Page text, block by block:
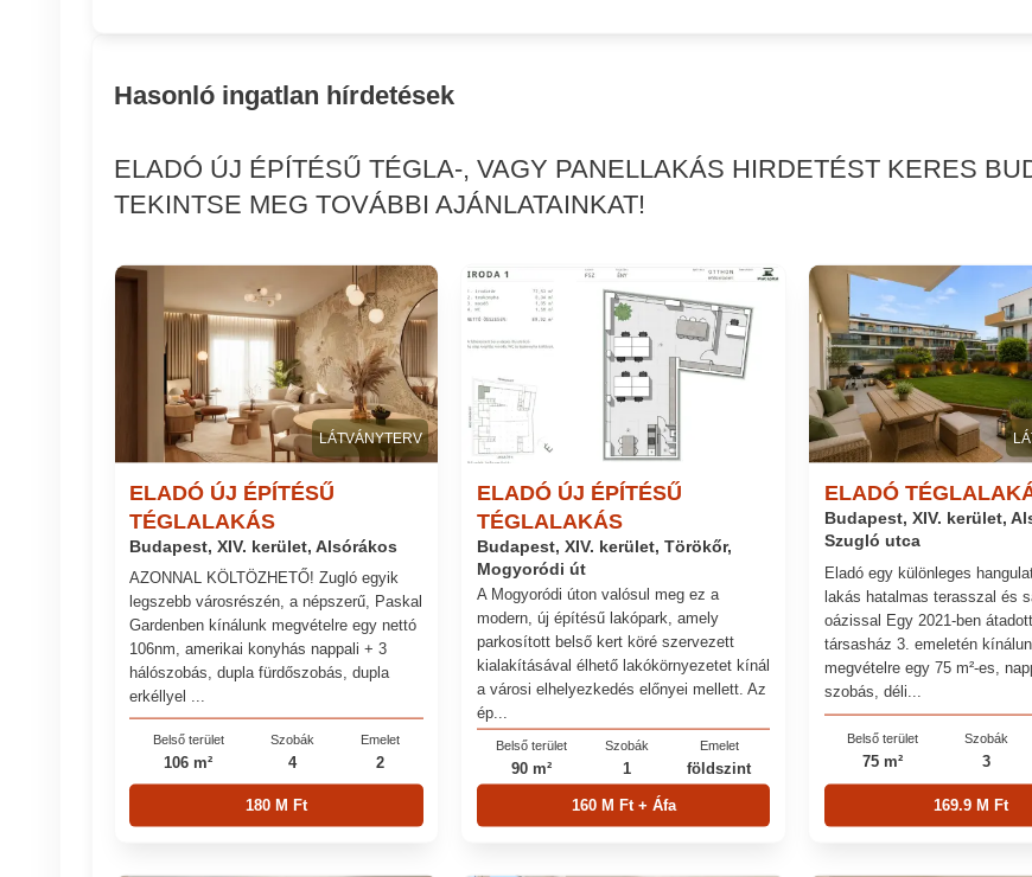
Hasonló ingatlan hírdetések
ELADÓ ÚJ ÉPÍTÉSŰ TÉGLA-, VAGY PANELLAKÁS HIRDETÉST KERES
TEKINTSE MEG TOVÁBBI AJÁNLATAINKAT!
LÁTVÁNYTERV
ELADÓ ÚJ ÉPÍTÉSŰ
TÉGLALAKÁS
Budapest, XIV. kerület, Alsórákos
AZONNAL KÖLTÖZHETŐ! Zugló egyik
legszebb városrészén, a népszerű, Paskal
Gardenben kínálunk megvételre egy nettó
106nm, amerikai konyhás nappali + 3
hálószobás, dupla fürdőszobás, dupla
erkéllyel ...
Belső terület
106 m²
Szobák
4
Emelet
2
180 M Ft
ELADÓ ÚJ ÉPÍTÉSŰ
TÉGLALAKÁS
Budapest, XIV. kerület, Törökőr,
Mogyoródi út
A Mogyoródi úton valósul meg ez a
modern, új építésű lakópark, amely
parkosított belső kert köré szervezett
kialakításával élhető lakókörnyezetet kínál
a városi elhelyezkedés előnyei mellett. Az
ép...
Belső terület
90 m²
Szobák
1
Emelet
földszint
160 M Ft + Áfa
ELADÓ
Budapest, XIV. kerület,
Szugló utca
Eladó egy különleges
lakás hatalmas terasszal és
oázissal Egy 2021-ben
társasház 3. emeletén
megvételre egy 75 m²-es,
szobás, déli...
Belső terület
75 m²
Szobák
3
169.9 M Ft